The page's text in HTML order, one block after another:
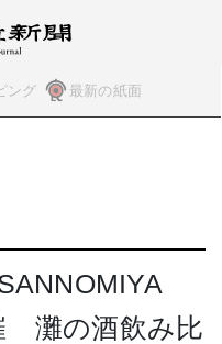
ング 最新の紙面
灘の酒飲み比